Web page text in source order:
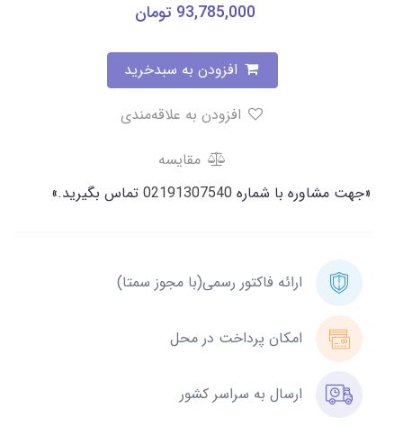
93,785,000 تومان
مقایسه
«جهت مشاوره با شماره 02191307540 تماس بگیرید.»
ارائه فاکتور رسمی(با مجوز سمتا)
امکان پرداخت در محل
ارسال به سراسر کشور